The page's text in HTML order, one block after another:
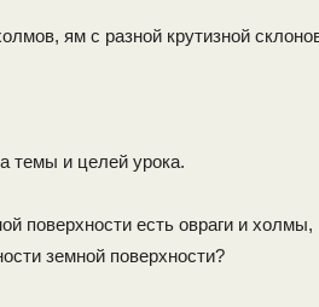
ям с разной крутизной
темы и целей урока.
поверхности есть овраги и
земной поверхности?